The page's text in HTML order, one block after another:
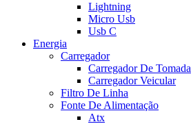
Lightning
Micro Usb
Usb C
Energia
Carregador
Carregador De Tomada
Carregador Veicular
Filtro De Linha
Fonte De Alimentação
Atx